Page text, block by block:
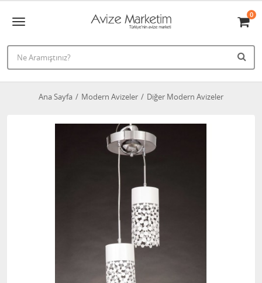
0
Ana Sayfa Modern Avizeler Diğer Modern Avizeler